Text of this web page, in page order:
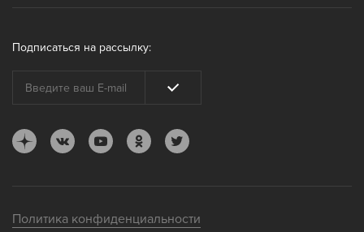
Подписаться на рассылку:
Политика конфиденциальности